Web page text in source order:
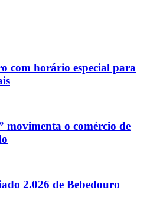
com horário especial para
movimenta o comércio de
2.026 de Bebedouro